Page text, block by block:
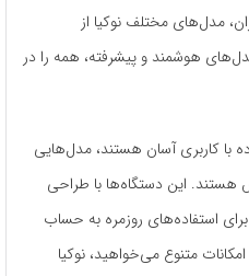
مدل‌های مختلف نوکیا از
هوشمند و پیشرفته، همه را در
با کاربری آسان هستند، مدل‌هایی
و نوکیا 106 در دسترس هستند. این دستگاه‌ها با طراحی
استفاده‌های روزمره به حساب
متنوع می‌خواهید، نوکیا